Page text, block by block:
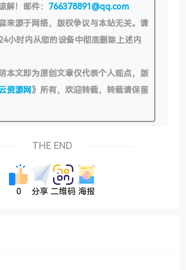
解！邮件： 766378891@qq.com
来源于网络，版权争议与本站无关。请
小时内从您的设备中彻底删除上述内
本文即为原创文章仅代表个人观点，版
资源网》所有，欢迎转载，转载请保留
THE END
0 分享 二维码 海报